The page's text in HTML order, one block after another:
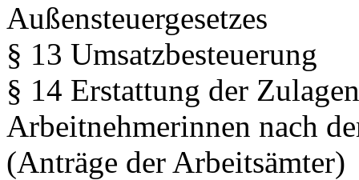
Außensteuergesetzes
§ 13 Umsatzbesteuerung
§ 14 Erstattung der
Arbeitnehmerinnen nach
(Anträge der Arbeitsämter)